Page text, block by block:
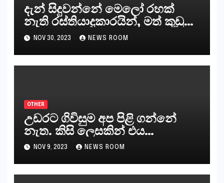
දැන් සිදුවන්නේ මෙලෝ රහක්
නැති රස්තියාදුකාරයින්, මත් කුඩු
ගෙන්වන්නන් සහ අලෙවි
කරන්නන්,කැලෑපාළුවන්, මහජන
නියෝජිතයින්
NOV 30, 2023 NEWS ROOM
OTHER
උඩරට ගිවිසුම අප පිළි ගන්නේ
නැත. කිසි ලෙසකින් එය
නීත්‍යානුකූල ලියවිල්ලක් නො වේ.
සිංහල ප්‍රතිපත්ති කේන්ද්‍රයෙන්
ජනාධිපති දැන් වූ ලිපියෙන්
NOV 9, 2023 NEWS ROOM